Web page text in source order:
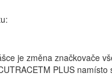
je změna značkovače
PLUS